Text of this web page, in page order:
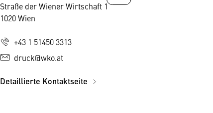
Straße der Wiener Wirtschaft 1
1020 Wien
+43 1 51450 3313
druck@wko.at
Detaillierte Kontaktseite